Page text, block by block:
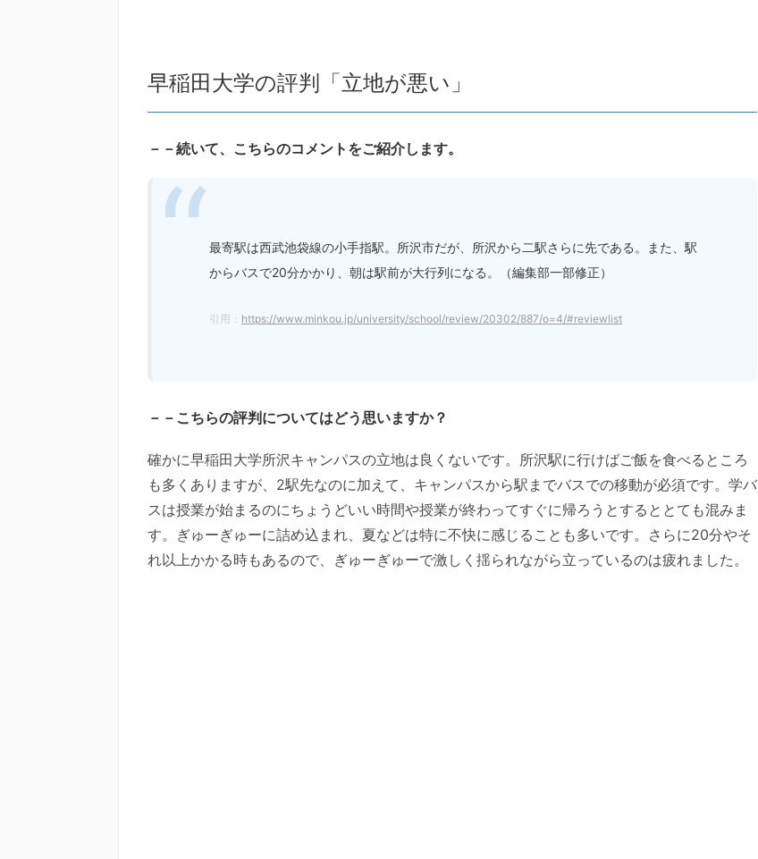
早稲田大学の評判「立地が悪い」
－－続いて、こちらのコメントをご紹介します。
最寄駅は西武池袋線の小手指駅。所沢市だが、所沢から二駅さらに先である。また、駅
からバスで20分かかり、朝は駅前が大行列になる。（編集部一部修正）
引用： https://www.minkou.jp/university/school/review/20302/887/o=4/#reviewlist
－－こちらの評判についてはどう思いますか？
確かに早稲田大学所沢キャンパスの立地は良くないです。所沢駅に行けばご飯を食べるところ
も多くありますが、2駅先なのに加えて、キャンパスから駅までバスでの移動が必須です。学バ
スは授業が始まるのにちょうどいい時間や授業が終わってすぐに帰ろうとするととても混みま
す。ぎゅーぎゅーに詰め込まれ、夏などは特に不快に感じることも多いです。さらに20分やそ
れ以上かかる時もあるので、ぎゅーぎゅーで激しく揺られながら立っているのは疲れました。